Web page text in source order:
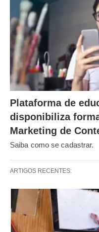
Plataforma de
disponibiliza
Marketing de
Saiba como se cadastrar.
ARTIGOS RECENTES: